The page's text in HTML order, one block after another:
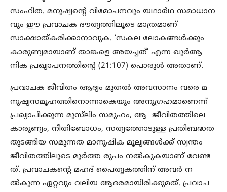
സംഹിത. മനുഷ്യന്‍റെ വിമോചനവും യഥാര്‍ഥ സമാധാന
വും ഈ പ്രവാചക ദൗത്യത്തിലൂടെ മാത്രമാണ്
സാക്ഷാത്കരിക്കാനാവുക. ‘സകല ലോകങ്ങള്‍ക്കും
കാരുണ്യമായാണ് താങ്കളെ അയച്ചത്’ എന്ന ഖുര്‍ആ
നിക പ്രഖ്യാപനത്തിന്റെ (21:107) പൊരുള്‍ അതാണ്.
പ്രവാചക ജീവിതം ആദ്യം മുതല്‍ അവസാനം വരെ മ
നുഷ്യസമൂഹത്തിനൊന്നാകെയും അനുഗ്രഹമാണെന്ന്
പ്രഖ്യാപിക്കുന്ന മുസ്‌ലിം സമൂഹം, ആ ജീവിതത്തിലെ
കാരുണ്യം, നീതിബോധം, സത്യത്തോടുള്ള പ്രതിബദ്ധത
തുടങ്ങിയ സമുന്നത മാനുഷിക മൂല്യങ്ങള്‍ക്ക് സ്വന്തം
ജീവിതത്തിലൂടെ മൂര്‍ത്ത രൂപം നല്‍കുകയാണ് വേണ്ട
ത്. പ്രവാചകന്‍റെ മഹദ് പൈതൃകത്തിന് അവര്‍ ന
ല്‍കുന്ന ഏറ്റവും വലിയ ആദരമായിരിക്കുമത്. പ്രവാച